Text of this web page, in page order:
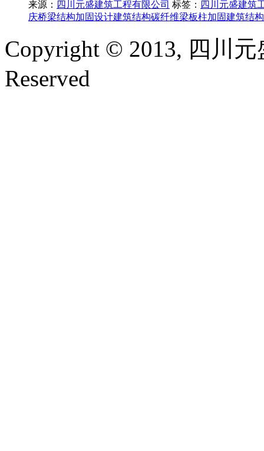
来源： 四川元盛建筑工程有限公司 标签： 四川元盛建筑
庆桥梁结构加固设计建筑结构碳纤维梁板柱加固建筑结
Copyright © 2013, 四川
Reserved